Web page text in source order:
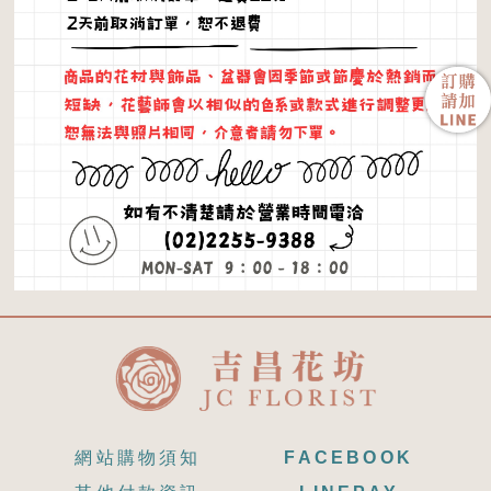
網站購物須知
FACEBOOK